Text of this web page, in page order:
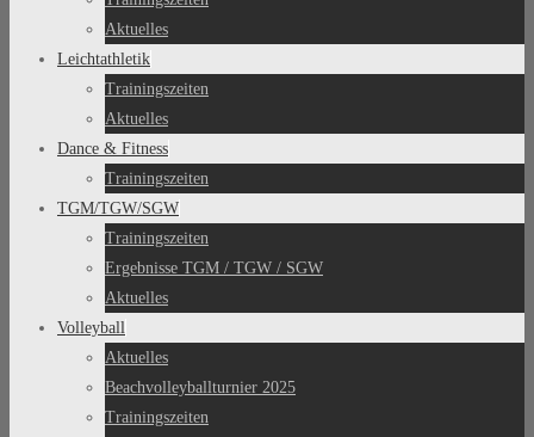
Aktuelles
Leichtathletik
Trainingszeiten
Aktuelles
Dance & Fitness
Trainingszeiten
TGM/TGW/SGW
Trainingszeiten
Ergebnisse TGM / TGW / SGW
Aktuelles
Volleyball
Aktuelles
Beachvolleyballturnier 2025
Trainingszeiten